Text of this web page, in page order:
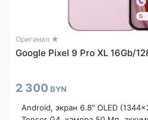
Оригинал ★
Google Pixel 9 Pro XL 16Gb/
2 300 BYN
Android, экран 6.8" OLED